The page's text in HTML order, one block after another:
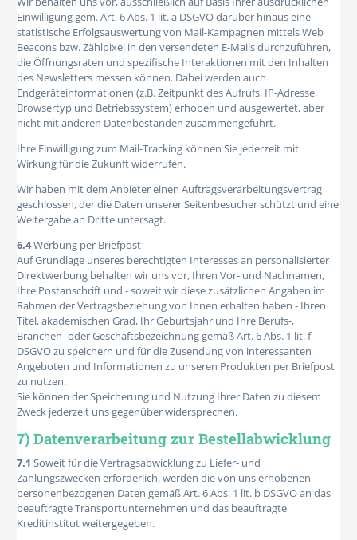
Einwilligung gem. Art. 6 Abs. 1 lit. a DSGVO darüber hinaus eine
statistische Erfolgsauswertung von Mail-Kampagnen mittels Web
Beacons bzw. Zählpixel in den versendeten E-Mails durchzuführen,
die Öffnungsraten und spezifische Interaktionen mit den Inhalten
des Newsletters messen können. Dabei werden auch
Endgeräteinformationen (z.B. Zeitpunkt des Aufrufs, IP-Adresse,
Browsertyp und Betriebssystem) erhoben und ausgewertet, aber
nicht mit anderen Datenbeständen zusammengeführt.
Ihre Einwilligung zum Mail-Tracking können Sie jederzeit mit
Wirkung für die Zukunft widerrufen.
Wir haben mit dem Anbieter einen Auftragsverarbeitungsvertrag
geschlossen, der die Daten unserer Seitenbesucher schützt und eine
Weitergabe an Dritte untersagt.
6.4Werbung per Briefpost
Auf Grundlage unseres berechtigten Interesses an personalisierter
Direktwerbung behalten wir uns vor, Ihren Vor- und Nachnamen,
Ihre Postanschrift und - soweit wir diese zusätzlichen Angaben im
Rahmen der Vertragsbeziehung von Ihnen erhalten haben - Ihren
Titel, akademischen Grad, Ihr Geburtsjahr und Ihre Berufs-,
Branchen- oder Geschäftsbezeichnung gemäß Art. 6 Abs. 1 lit. f
DSGVO zu speichern und für die Zusendung von interessanten
Angeboten und Informationen zu unseren Produkten per Briefpost
zu nutzen.
Sie können der Speicherung und Nutzung Ihrer Daten zu diesem
Zweck jederzeit uns gegenüber widersprechen.
7) Datenverarbeitung zur Bestellabwicklung
7.1 Soweit für die Vertragsabwicklung zu Liefer- und
Zahlungszwecken erforderlich, werden die von uns erhobenen
personenbezogenen Daten gemäß Art. 6 Abs. 1 lit. b DSGVO an das
beauftragte Transportunternehmen und das beauftragte
Kreditinstitut weitergegeben.